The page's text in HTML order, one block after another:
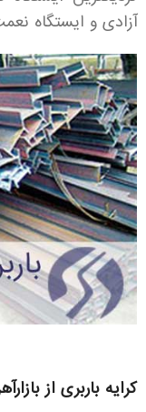
آزادی و ایستگاه
کرایه باربری از